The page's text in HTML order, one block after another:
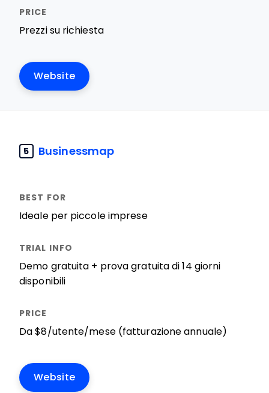
Prezzi su richiesta
Website
5 Businessmap
Ideale per piccole imprese
Demo gratuita + prova gratuita di 14 giorni
disponibili
Da $8/utente/mese (fatturazione annuale)
Website